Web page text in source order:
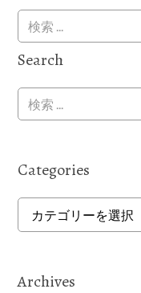
Search
Categories
Categories
Archives